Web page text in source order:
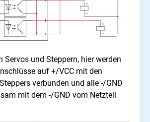
Servos und Steppern, hier werden
auf +/VCC mit den
verbunden und alle -/GND
mit dem -/GND vom Netzteil